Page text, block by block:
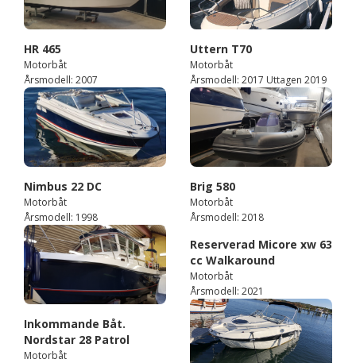
HR 465
Motorbåt
Årsmodell: 2007
Uttern T70
Motorbåt
Årsmodell: 2017 Uttagen 2019
Nimbus 22 DC
Motorbåt
Årsmodell: 1998
Brig 580
Motorbåt
Årsmodell: 2018
Inkommande Båt.
Nordstar 28 Patrol
Motorbåt
Reserverad Micore xw 63
cc Walkaround
Motorbåt
Årsmodell: 2021